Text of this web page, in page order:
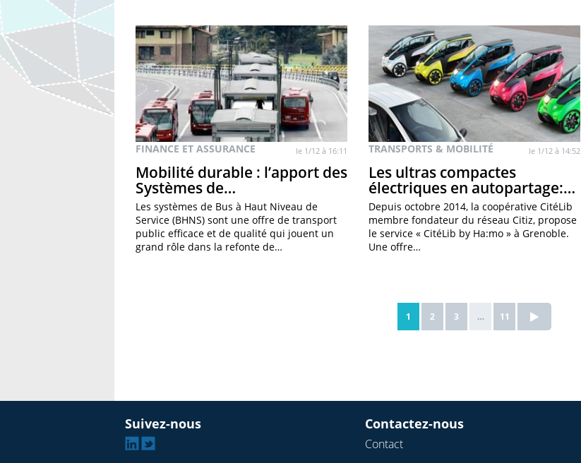
FINANCE ET ASSURANCE le 1/12 à 16:11
Mobilité durable : l’apport des
Systèmes de…
Les systèmes de Bus à Haut Niveau de
Service (BHNS) sont une offre de transport
public efficace et de qualité qui jouent un
grand rôle dans la refonte de…
TRANSPORTS & MOBILITÉ le 1/12 à 14:52
Les ultras compactes
électriques en autopartage:…
Depuis octobre 2014, la coopérative CitéLib
membre fondateur du réseau Citiz, propose
le service « CitéLib by Ha:mo » à Grenoble.
Une offre…
1 2 3 … 11
Suivez-nous
Linkedin
Contactez-nous
Contact